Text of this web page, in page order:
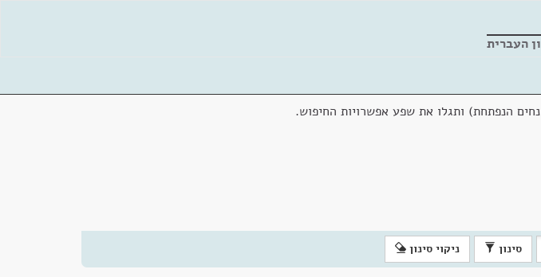
העברית
הנפתחת) ותגלו את שפע אפשרויות החיפוש.
סינון ניקוי סינון